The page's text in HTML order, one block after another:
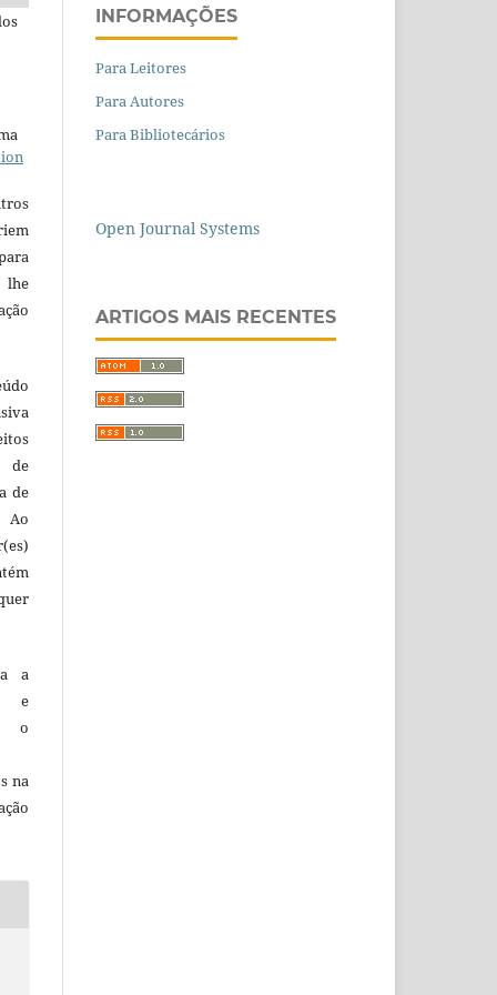
de
de
Ao
a
e
o
na
INFORMAÇÕES
Para Leitores
Para Autores
Para Bibliotecários
Open Journal Systems
ARTIGOS MAIS RECENTES